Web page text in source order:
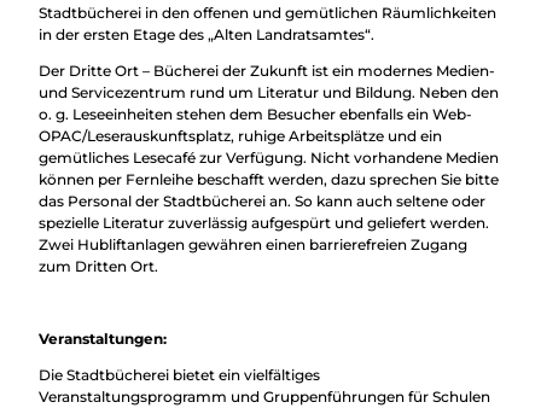
Stadtbücherei in den offenen und gemütlichen Räumlichkeiten
in der ersten Etage des „Alten Landratsamtes“.
Der Dritte Ort – Bücherei der Zukunft ist ein modernes Medien-
und Servicezentrum rund um Literatur und Bildung. Neben den
o. g. Leseeinheiten stehen dem Besucher ebenfalls ein Web-
OPAC/Leserauskunftsplatz, ruhige Arbeitsplätze und ein
gemütliches Lesecafé zur Verfügung. Nicht vorhandene Medien
können per Fernleihe beschafft werden, dazu sprechen Sie bitte
das Personal der Stadtbücherei an. So kann auch seltene oder
spezielle Literatur zuverlässig aufgespürt und geliefert werden.
Zwei Hubliftanlagen gewähren einen barrierefreien Zugang
zum Dritten Ort.
Veranstaltungen:
Die Stadtbücherei bietet ein vielfältiges
Veranstaltungsprogramm und Gruppenführungen für Schulen